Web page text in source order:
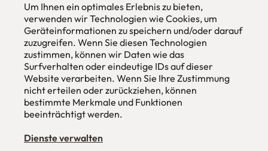
Um Ihnen ein optimales Erlebnis zu bieten,
verwenden wir Technologien wie Cookies, um
Geräteinformationen zu speichern und/oder darauf
zuzugreifen. Wenn Sie diesen Technologien
zustimmen, können wir Daten wie das
Surfverhalten oder eindeutige IDs auf dieser
Website verarbeiten. Wenn Sie Ihre Zustimmung
nicht erteilen oder zurückziehen, können
bestimmte Merkmale und Funktionen
beeinträchtigt werden.
Dienste verwalten
ohne Mehrpreis nach Maß
Hans Pinsel-Str. 1
im DreierHaus
85540Haar / München
089 / 420 44 535
Fax
089 / 456 00 646
E-Mail
mail@urbana-moebel.de
Öffnungszeiten desMöbelgeschäfts
Samstag 09:30 -16:00 Uhr
und nach Vereinbarung.